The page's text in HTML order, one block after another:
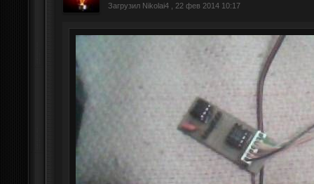
Загрузил Nikolai4 , 22 фев 2014 10:17